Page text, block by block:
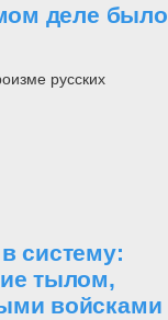
деле было
русских
систему:
тылом,
войсками